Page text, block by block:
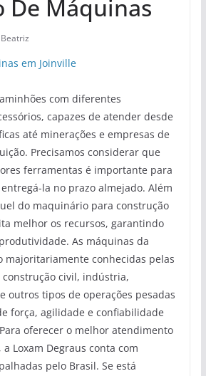
De Máquinas
Beatriz
em Joinville
com diferentes
capazes de atender desde
até minerações e empresas de
Precisamos considerar que
ferramentas é importante para
la no prazo almejado. Além
do maquinário para construção
melhor os recursos, garantindo
As máquinas da
majoritariamente conhecidas pelas
construção civil, indústria,
outros tipos de operações pesadas
força, agilidade e confiabilidade
oferecer o melhor atendimento
Loxam Degraus conta com
pelo Brasil. Se está